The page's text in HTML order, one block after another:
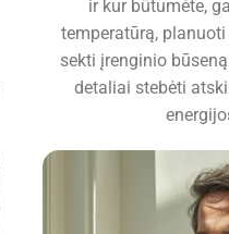
ir kur būtumėte,
temperatūrą,
sekti įrenginio
detaliai stebėti